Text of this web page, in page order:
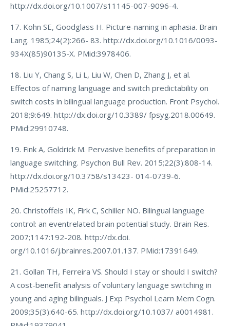
http://dx.doi.org/10.1007/s11145-007-9096-4.
17. Kohn SE, Goodglass H. Picture-naming in aphasia. Brain
Lang. 1985;24(2):266- 83. http://dx.doi.org/10.1016/0093-
934X(85)90135-X. PMid:3978406.
18. Liu Y, Chang S, Li L, Liu W, Chen D, Zhang J, et al.
Effectos of naming language and switch predictability on
switch costs in bilingual language production. Front Psychol.
2018;9:649. http://dx.doi.org/10.3389/ fpsyg.2018.00649.
PMid:29910748.
19. Fink A, Goldrick M. Pervasive benefits of preparation in
language switching. Psychon Bull Rev. 2015;22(3):808-14.
http://dx.doi.org/10.3758/s13423- 014-0739-6.
PMid:25257712.
20. Christoffels IK, Firk C, Schiller NO. Bilingual language
control: an eventrelated brain potential study. Brain Res.
2007;1147:192-208. http://dx.doi.
org/10.1016/j.brainres.2007.01.137. PMid:17391649.
21. Gollan TH, Ferreira VS. Should I stay or should I switch?
A cost-benefit analysis of voluntary language switching in
young and aging bilinguals. J Exp Psychol Learn Mem Cogn.
2009;35(3):640-65. http://dx.doi.org/10.1037/ a0014981.